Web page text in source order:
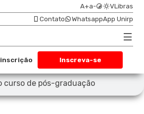
A+a-
VLibras
Contato
WhatsappApp Unirp
Inscreva-se
curso de pós-graduação